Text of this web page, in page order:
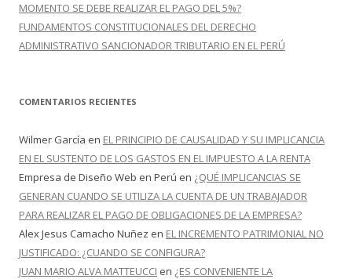
MOMENTO SE DEBE REALIZAR EL PAGO DEL 5%?
FUNDAMENTOS CONSTITUCIONALES DEL DERECHO
ADMINISTRATIVO SANCIONADOR TRIBUTARIO EN EL PERÚ
COMENTARIOS RECIENTES
Wilmer García en EL PRINCIPIO DE CAUSALIDAD Y SU IMPLICANCIA
EN EL SUSTENTO DE LOS GASTOS EN EL IMPUESTO A LA RENTA
Empresa de Diseño Web en Perú en ¿QUÉ IMPLICANCIAS SE
GENERAN CUANDO SE UTILIZA LA CUENTA DE UN TRABAJADOR
PARA REALIZAR EL PAGO DE OBLIGACIONES DE LA EMPRESA?
Alex Jesus Camacho Nuñez en EL INCREMENTO PATRIMONIAL NO
JUSTIFICADO: ¿CUANDO SE CONFIGURA?
JUAN MARIO ALVA MATTEUCCI en ¿ES CONVENIENTE LA